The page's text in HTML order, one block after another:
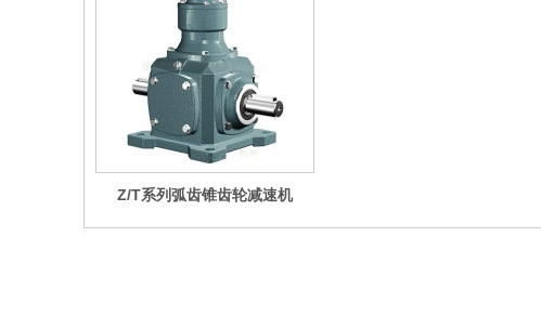
Z/T系列弧齿锥齿轮减速机